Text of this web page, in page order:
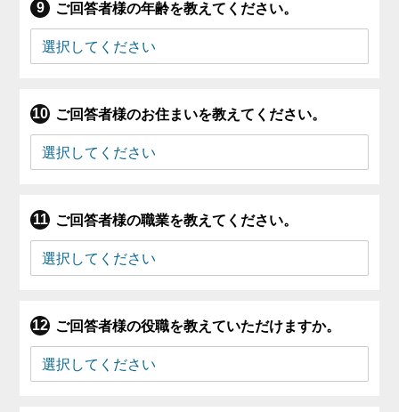
ご回答者様の年齢を教えてください。
ご回答者様のお住まいを教えてください。
ご回答者様の職業を教えてください。
ご回答者様の役職を教えていただけますか。